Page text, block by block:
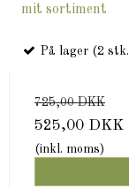
mit sortiment
På lager (2
725,00 DKK
525,00 DKK
(inkl. moms)